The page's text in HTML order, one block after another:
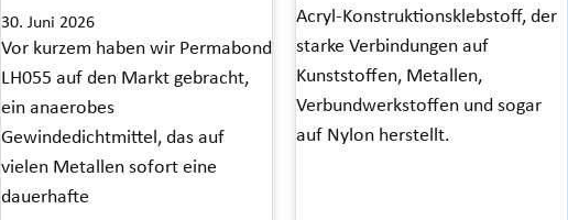
30. Juni 2026
Vor kurzem haben wir Permabond
LH055 auf den Markt gebracht,
ein anaerobes
Gewindedichtmittel, das auf
vielen Metallen sofort eine
dauerhafte
Acryl-Konstruktionsklebstoff, der
starke Verbindungen auf
Kunststoffen, Metallen,
Verbundwerkstoffen und sogar
auf Nylon herstellt.